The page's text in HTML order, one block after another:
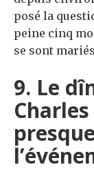
posé la
peine cinq
se sont
9. Le